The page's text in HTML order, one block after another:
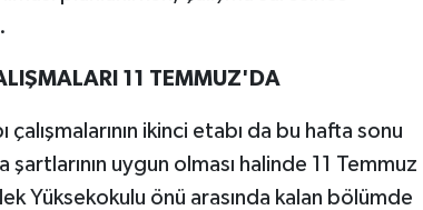
11 TEMMUZ'DA
ikinci etabı da bu hafta sonu
uygun olması halinde 11 Temmuz
Yüksekokulu önü arasında kalan bölümde